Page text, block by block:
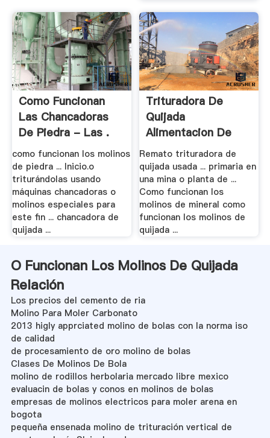
Como Funcionan
Las Chancadoras
De Piedra - Las .
como funcionan los molinos
de piedra ... Inicio.o
triturándolas usando
máquinas chancadoras o
molinos especiales para
este fin ... chancadora de
quijada ...
Trituradora De
Quijada
Alimentacion De
Mineral
Remato trituradora de
quijada usada ... primaria en
una mina o planta de ...
Como funcionan los
molinos de mineral como
funcionan los molinos de
quijada ...
O Funcionan Los Molinos De Quijada
Relación
Los precios del cemento de ria
Molino Para Moler Carbonato
2013 higly apprciated molino de bolas con la norma iso
de calidad
de procesamiento de oro molino de bolas
Clases De Molinos De Bola
molino de rodillos herbolaria mercado libre mexico
evaluacin de bolas y conos en molinos de bolas
empresas de molinos electricos para moler arena en
bogota
pequeña ensenada molino de trituración vertical de